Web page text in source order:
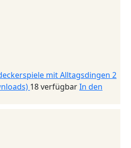
mit Alltagsdingen 2
18 verfügbarIn den